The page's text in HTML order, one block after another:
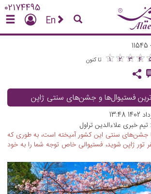
02174495
En
11545
★
1 ★
2 ★
3 ★
4
★★★★
تا کنون
فستیوال‌ها و جشن‌های سنتی ژاپن
تیم خبری علاءالدین تراول
جشن‌های سنتی این کشور آمیخته است، به طوری که
ژاپن شوید، فستیوالی خاص توجه شما را به خود